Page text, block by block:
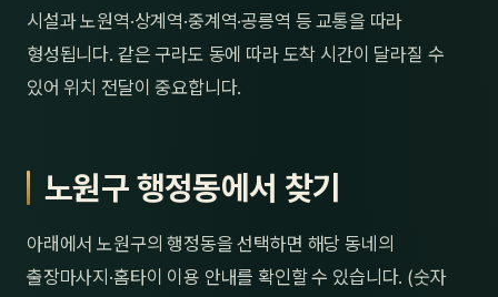
시설과 노원역·상계역·중계역·공릉역 등 교통을 따라
형성됩니다. 같은 구라도 동에 따라 도착 시간이 달라질 수
있어 위치 전달이 중요합니다.
노원구 행정동에서 찾기
아래에서 노원구의 행정동을 선택하면 해당 동네의
출장마사지·홈타이 이용 안내를 확인할 수 있습니다. (숫자